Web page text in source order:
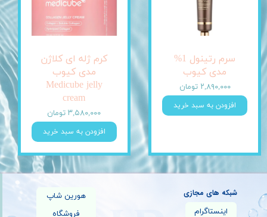
سرم رتینول 1%
مدی کیوب
۲,۸۹۰,۰۰۰ تومان
افزودن به سبد خرید
کرم ژله ای کلاژن
مدی کیوب
Medicube jelly
cream
۳,۵۸۰,۰۰۰ تومان
افزودن به سبد خرید
هورین شاپ
فروشگاه
اینستاگرام
شبکه های مجازی